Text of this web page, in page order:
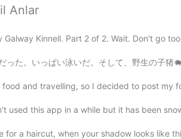
EN JP
Risa
nice picture!😊 綺麗な写真ですね😊
Anlar
Galway Kinnell. Part 2 of 2. Wait. Don't go
た。いっぱい泳いだ。そして、野生の子猪🐗を見た。写真
and travelling, so I decided to post my food
used this app in a while but it has been
for a haircut, when your shadow looks like